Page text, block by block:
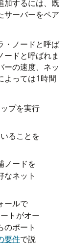
加するには、既
サーバーをペア
・ノードと呼ば
ードと呼ばれま
ーの速度、ネッ
よっては1時間
プを実行
ることを
ノードを
なネット
ールで
トがオー
のポート
要件で説